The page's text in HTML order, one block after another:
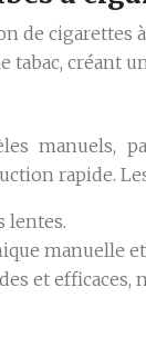
de
créant
manuels,
rapide.
lentes.
manuelle
et efficaces,